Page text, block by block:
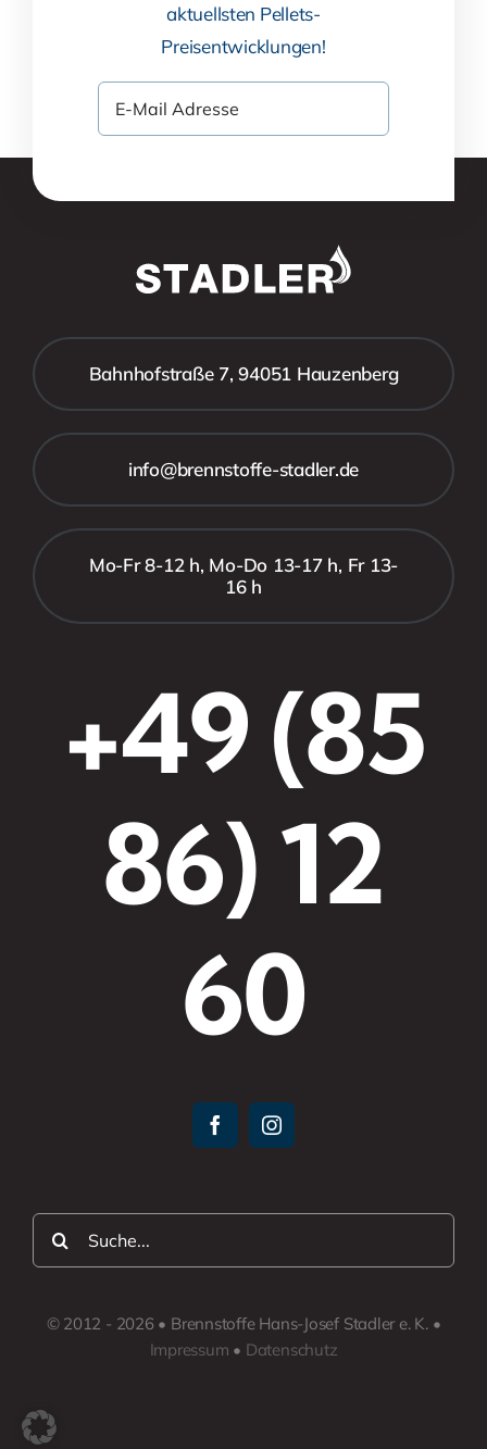
aktuellsten Pellets-
Preisentwicklungen!
Bahnhofstraße 7, 94051 Hauzenberg
info@brennstoffe-stadler.de
Mo-Fr 8-12 h, Mo-Do 13-17 h, Fr 13-
16 h
+49 (85
86) 12
60
Suche
nach:
© 2012 - 2026 • Brennstoffe Hans-Josef Stadler e. K. •
Impressum • Datenschutz